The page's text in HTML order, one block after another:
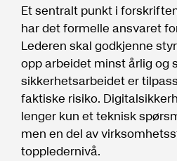
Et sentralt punkt i
har det formelle ansvaret
Lederen skal godkjenne
opp arbeidet minst årlig og
sikkerhetsarbeidet er
faktiske risiko.
lenger kun et teknisk
men en del av
toppledernivå.